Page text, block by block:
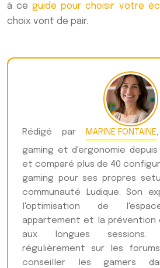
à ceguide pour choisir votre
choix vont de pair.
Rédigé par MARINE FONTAINE
gaming et d'ergonomie
et comparé plus de 40
gaming pour ses propres
communauté Ludique. Son
l'optimisation de
appartement et la prévention
aux longues sessions.
régulièrement sur les
conseiller les gamers